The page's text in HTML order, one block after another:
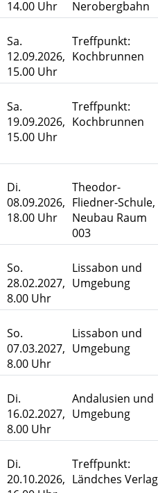
14.00 Uhr Nerobergbahn
Sa.
12.09.2026,
15.00 Uhr
Treffpunkt:
Kochbrunnen
Sa.
19.09.2026,
15.00 Uhr
Treffpunkt:
Kochbrunnen
Di.
08.09.2026,
18.00 Uhr
Theodor-
Fliedner-Schule,
Neubau Raum
003
So.
28.02.2027,
8.00 Uhr
Lissabon und
Umgebung
So.
07.03.2027,
8.00 Uhr
Lissabon und
Umgebung
Di.
16.02.2027,
8.00 Uhr
Andalusien und
Umgebung
Di.
20.10.2026,
Treffpunkt:
Ländches Verlag